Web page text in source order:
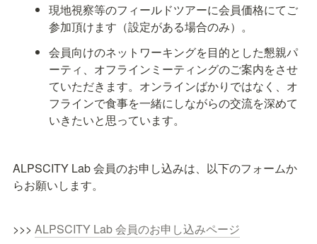
現地視察等のフィールドツアーに会員価格にてご
参加頂けます（設定がある場合のみ）。
会員向けのネットワーキングを目的とした懇親パ
ーティ、オフラインミーティングのご案内をさせ
ていただきます。オンラインばかりではなく、オ
フラインで食事を一緒にしながらの交流を深めて
いきたいと思っています。
ALPSCITY Lab 会員のお申し込みは、以下のフォームか
らお願いします。
>>> ALPSCITY Lab 会員のお申し込みページ